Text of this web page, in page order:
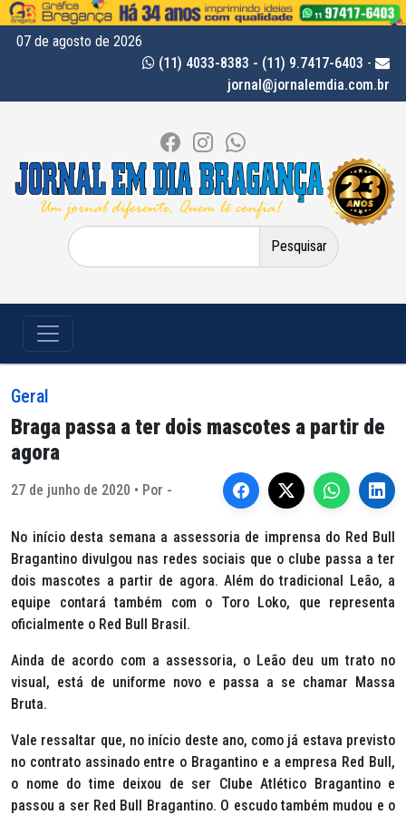
07 de agosto de 2026
(11) 4033-8383 - (11) 9.7417-6403 -
jornal@jornalemdia.com.br
Pesquisar
por:
Geral
Braga passa a ter dois mascotes a partir de
agora
27 de junho de 2020 • Por -
No início desta semana a assessoria de imprensa do Red Bull
Bragantino divulgou nas redes sociais que o clube passa a ter
dois mascotes a partir de agora. Além do tradicional Leão, a
equipe contará também com o Toro Loko, que representa
oficialmente o Red Bull Brasil.
Ainda de acordo com a assessoria, o Leão deu um trato no
visual, está de uniforme novo e passa a se chamar Massa
Bruta.
Vale ressaltar que, no início deste ano, como já estava previsto
no contrato assinado entre o Bragantino e a empresa Red Bull,
o nome do time deixou de ser Clube Atlético Bragantino e
passou a ser Red Bull Bragantino. O escudo também mudou e o